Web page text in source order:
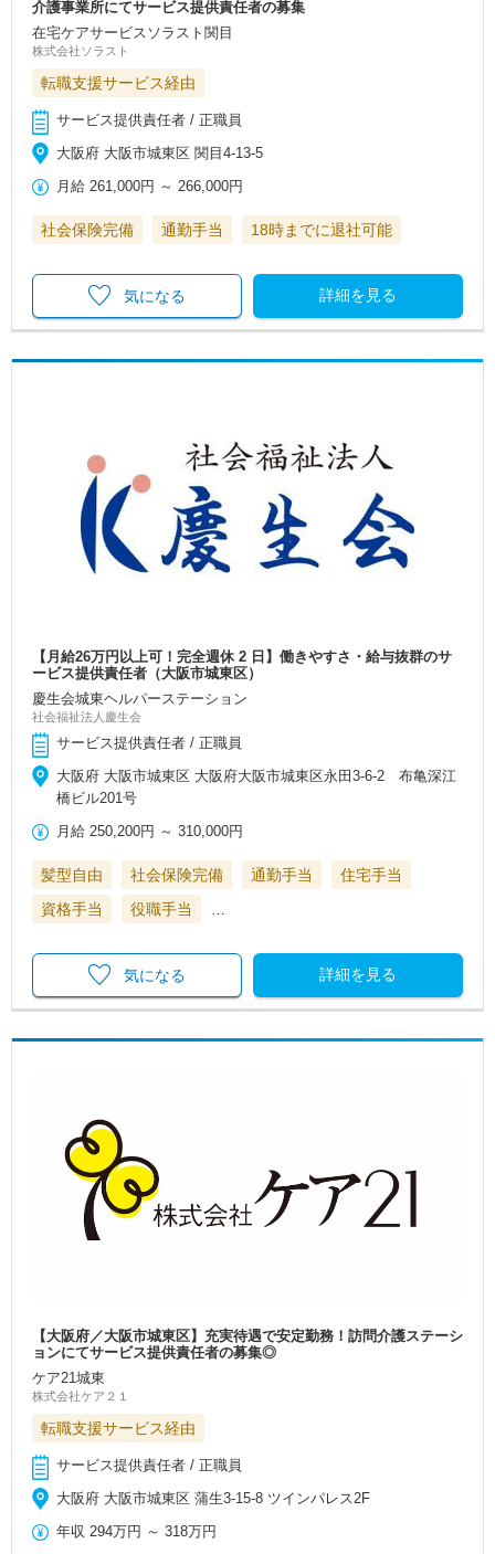
介護事業所にてサービス提供責任者の募集
在宅ケアサービスソラスト関目
株式会社ソラスト
転職支援サービス経由
サービス提供責任者 / 正職員
大阪府 大阪市城東区 関目4-13-5
月給 261,000円 ～266,000円
社会保険完備 通勤手当 18時までに退社可能
詳細を見る
気になる
【月給26万円以上可！完全週休 2 日】働きやすさ・給与抜群のサ
ービス提供責任者（大阪市城東区）
慶生会城東ヘルパーステーション
社会福祉法人慶生会
サービス提供責任者 / 正職員
大阪府 大阪市城東区 大阪府大阪市城東区永田3-6-2 布亀深江
橋ビル201号
月給 250,200円 ～310,000円
髪型自由 社会保険完備 通勤手当
住宅手当
資格手当
役職手当 …
詳細を見る
気になる
【大阪府／大阪市城東区】充実待遇で安定勤務！訪問介護ステーシ
ョンにてサービス提供責任者の募集◎
ケア21城東
株式会社ケア２１
転職支援サービス経由
サービス提供責任者 / 正職員
大阪府 大阪市城東区 蒲生3-15-8 ツインパレス2F
年収 294万円 ～318万円